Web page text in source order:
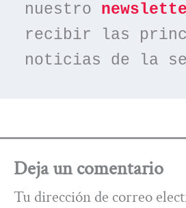
nuestro
recibir las
noticias de la
Deja un comentario
Tu dirección de correo